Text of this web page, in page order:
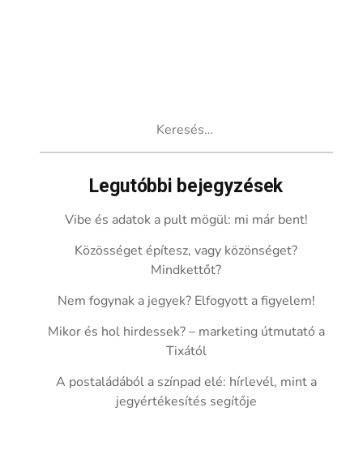
Legutóbbi bejegyzések
Vibe és adatok a pult mögül: mi már bent!
Közösséget építesz, vagy közönséget?
Mindkettőt?
Nem fogynak a jegyek? Elfogyott a figyelem!
Mikor és hol hirdessek? – marketing útmutató a
Tixától
A postaládából a színpad elé: hírlevél, mint a
jegyértékesítés segítője